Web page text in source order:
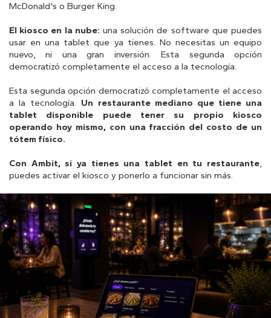
McDonald's o Burger King.
El kiosco en la nube: una solución de software que puedes
usar en una tablet que ya tienes. No necesitas un equipo
nuevo, ni una gran inversión. Esta segunda opción
democratizó completamente el acceso a la tecnología.
Esta segunda opción democratizó completamente el acceso
a la tecnología. Un restaurante mediano que tiene una
tablet disponible puede tener su propio kiosco
operando hoy mismo, con una fracción del costo de un
tótem físico.
Con Ambit, si ya tienes una tablet en tu restaurante,
puedes activar el kiosco y ponerlo a funcionar sin más.